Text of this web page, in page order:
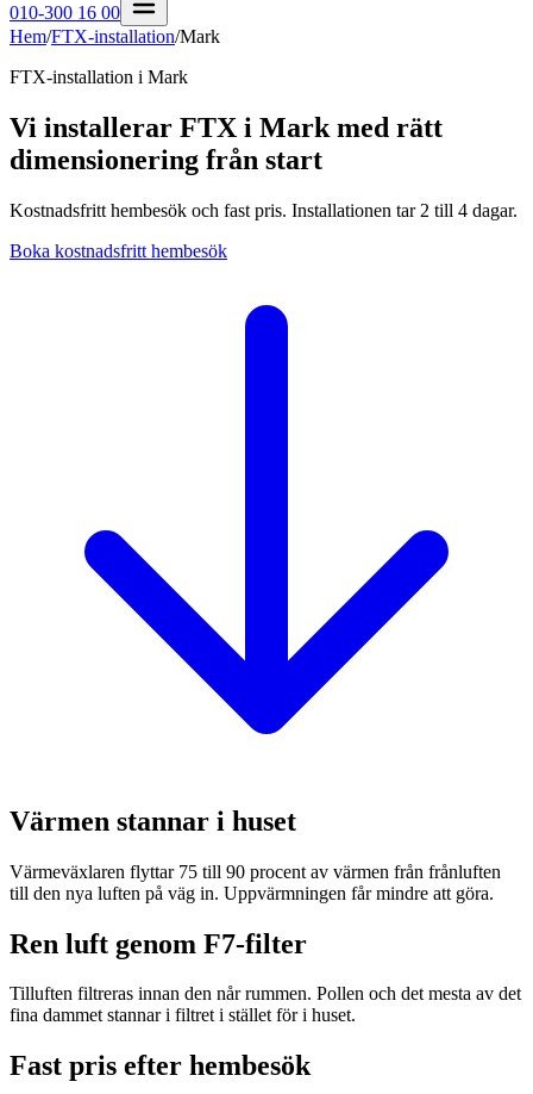
010-300 16 00
Hem/FTX-installation/Mark
FTX-installation i Mark
Vi installerar FTX i Mark med rätt
dimensionering från start
Kostnadsfritt hembesök och fast pris. Installationen tar 2 till 4 dagar.
Boka kostnadsfritt hembesök
Värmen stannar i huset
Värmeväxlaren flyttar 75 till 90 procent av värmen från frånluften
till den nya luften på väg in. Uppvärmningen får mindre att göra.
Ren luft genom F7-filter
Tilluften filtreras innan den når rummen. Pollen och det mesta av det
fina dammet stannar i filtret i stället för i huset.
Fast pris efter hembesök